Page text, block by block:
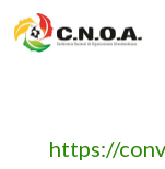
https://